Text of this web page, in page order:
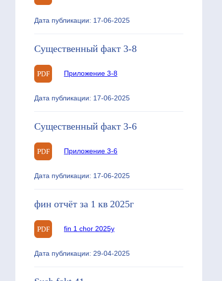
Дата публикации: 17-06-2025
Существенный факт 3-8
Приложение 3-8
Дата публикации: 17-06-2025
Существенный факт 3-6
Приложение 3-6
Дата публикации: 17-06-2025
фин отчёт за 1 кв 2025г
fin 1 chor 2025y
Дата публикации: 29-04-2025